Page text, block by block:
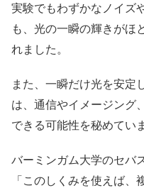
実験でもわずかなノイズ
も、光の一瞬の輝きがほ
れました。
また、一瞬だけ光を安定
は、通信やイメージング
できる可能性を秘めてい
バーミンガム大学のセバ
「このしくみを使えば